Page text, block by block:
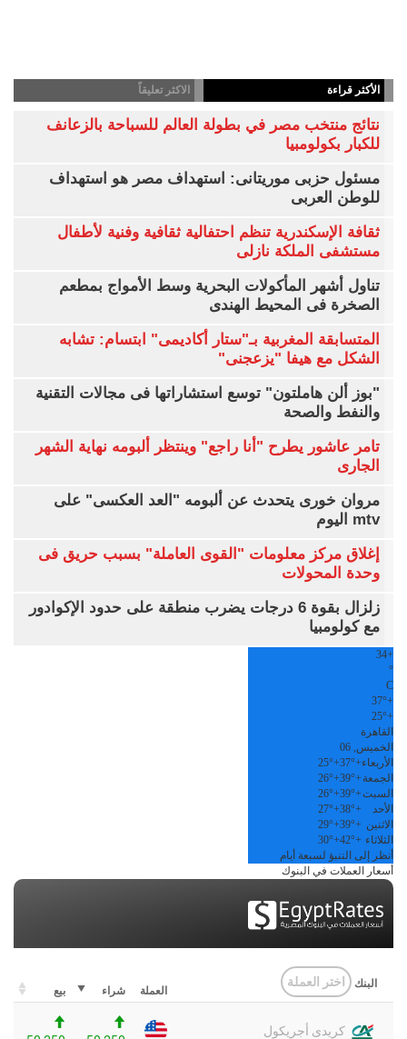
الأكثر قراءة الاكثر تعليقاً
نتائج منتخب مصر في بطولة العالم للسباحة بالزعانف
للكبار بكولومبيا
مسئول حزبى موريتانى: استهداف مصر هو استهداف
للوطن العربى
ثقافة الإسكندرية تنظم احتفالية ثقافية وفنية لأطفال
مستشفى الملكة نازلى
تناول أشهر المأكولات البحرية وسط الأمواج بمطعم
الصخرة فى المحيط الهندى
المتسابقة المغربية بـ"ستار أكاديمى" ابتسام: تشابه
الشكل مع هيفا "يزعجنى"
"بوز ألن هاملتون" توسع استشاراتها فى مجالات التقنية
والنفط والصحة
تامر عاشور يطرح "أنا راجع" وينتظر ألبومه نهاية الشهر
الجارى
مروان خورى يتحدث عن ألبومه "العد العكسى" على
mtv اليوم
إغلاق مركز معلومات "القوى العاملة" بسبب حريق فى
وحدة المحولات
زلزال بقوة 6 درجات يضرب منطقة على حدود الإكوادور
مع كولومبيا
+
34
°
C
+
37°
+
25°
القاهرة
الخميس, 06
الأربعاء+
37°
+
25°
الجمعة +
39°
+
26°
السبت+
39°
+
26°
الأحد
+
38°
+
27°
الاثنين +
39°
+
29°
الثلاثاء +
42°
+
30°
أنظر إلى التنبؤ لسبعة أيام
أسعار العملات في البنوك